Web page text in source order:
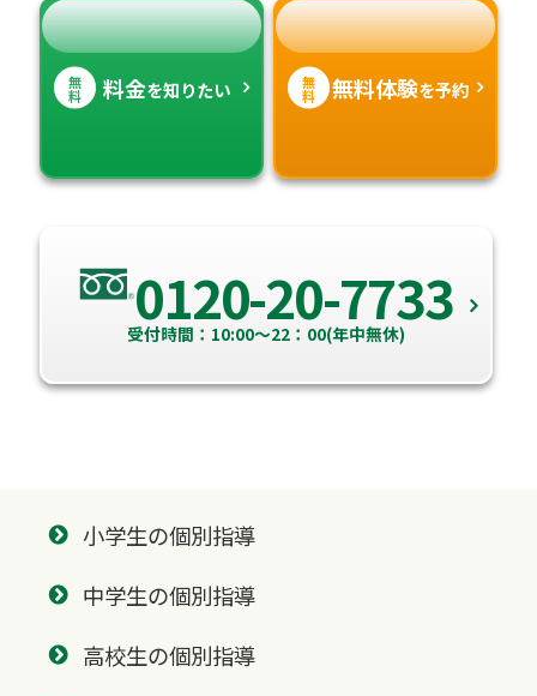
無
料 料金を知りたい 無
料 無料体験を予約
0120-20-7733
受付時間：10:00～22：00(年中無休)
小学生の個別指導
中学生の個別指導
高校生の個別指導